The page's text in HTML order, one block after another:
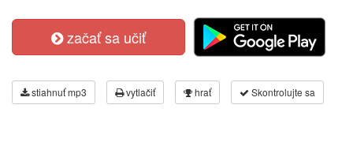
začať sa učiť
stiahnuť mp3 vytlačiť hrať Skontrolujte sa